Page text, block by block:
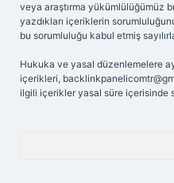
veya araştırma yükümlülüğümüz
yazdıkları içeriklerin
bu sorumluluğu kabul etmiş
Hukuka ve yasal düzenlemelere
içerikleri,
ilgili içerikler yasal süre içerisinde